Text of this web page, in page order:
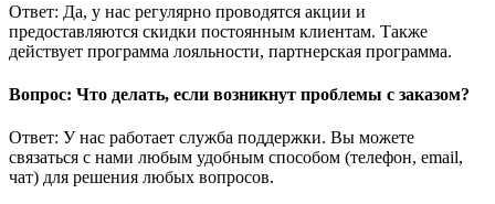
Ответ: Да, у нас регулярно проводятся акции и
предоставляются скидки постоянным клиентам. Также
действует программа лояльности, партнерская программа.
Вопрос: Что делать, если возникнут проблемы с заказом?
Ответ: У нас работает служба поддержки. Вы можете
связаться с нами любым удобным способом (телефон, email,
чат) для решения любых вопросов.